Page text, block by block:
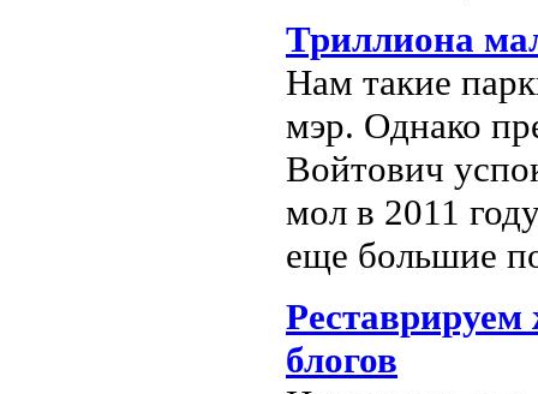
Триллиона
Нам такие
мэр. Однако
Войтович
мол в 2011
еще большие
блогов